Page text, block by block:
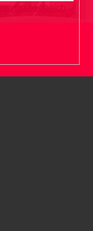
osobních